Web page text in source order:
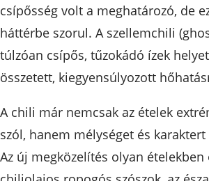
csípősség volt a meghatározó, de
háttérbe szorul. A szellemchili
túlzóan csípős, tűzokádó ízek
összetett, kiegyensúlyozott
A chili már nemcsak az ételek
szól, hanem mélységet és
Az új megközelítés olyan